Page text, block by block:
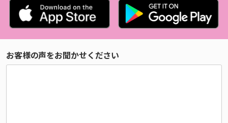
お客様の声をお聞かせください